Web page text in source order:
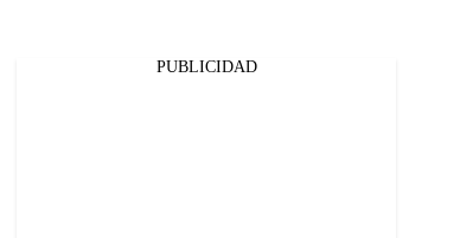
PUBLICIDAD